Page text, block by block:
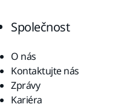
Společnost
O nás
Kontaktujte nás
Zprávy
Kariéra